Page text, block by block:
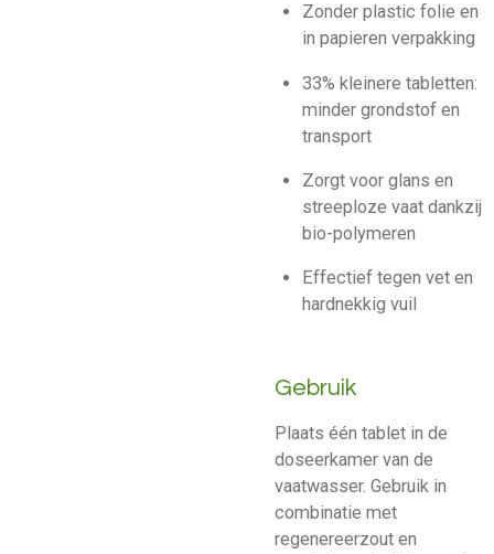
Zonder plastic folie en
in papieren verpakking
33% kleinere tabletten:
minder grondstof en
transport
Zorgt voor glans en
streeploze vaat dankzij
bio-polymeren
Effectief tegen vet en
hardnekkig vuil
Gebruik
Plaats één tablet in de
doseerkamer van de
vaatwasser. Gebruik in
combinatie met
regenereerzout en